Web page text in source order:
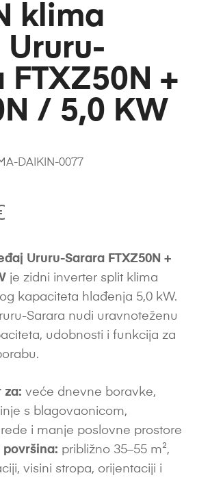
klima
Ururu-
FTXZ50N +
/ 5,0 KW
Ururu-Sarara FTXZ50N +
je zidni inverter split klima
kapaciteta hlađenja 5,0 kW.
Sarara nudi uravnoteženu
udobnosti i funkcija za
za: veće dnevne boravke,
s blagovaonicom,
i manje poslovne prostore
površina: približno 35–55 m²,
visini stropa, orijentaciji i
DAIKIN-0077